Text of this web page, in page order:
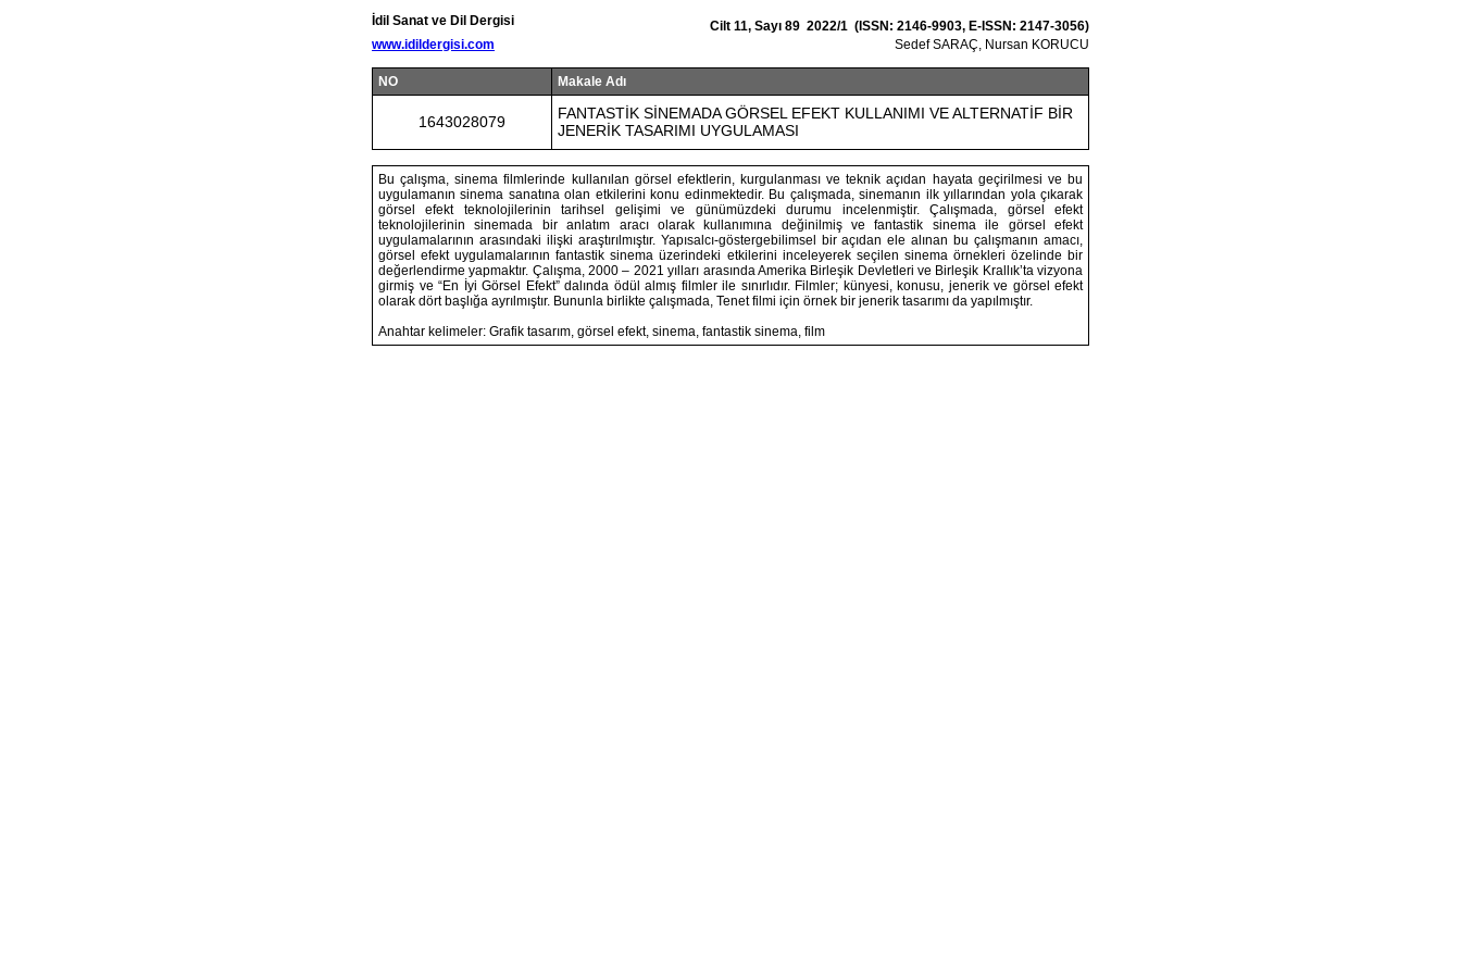
İdil Sanat ve Dil Dergisi
www.idildergisi.com
Cilt 11, Sayı 89 2022/1 (ISSN: 2146-9903, E-ISSN: 2147-3056)
Sedef SARAÇ, Nursan KORUCU
NO Makale Adı
1643028079
FANTASTİK SİNEMADA GÖRSEL EFEKT KULLANIMI VE ALTERNATİF BİR
JENERİK TASARIMI UYGULAMASI
Bu çalışma, sinema filmlerinde kullanılan görsel efektlerin, kurgulanması ve teknik açıdan hayata geçirilmesi ve bu
uygulamanın sinema sanatına olan etkilerini konu edinmektedir. Bu çalışmada, sinemanın ilk yıllarından yola çıkarak
görsel efekt teknolojilerinin tarihsel gelişimi ve günümüzdeki durumu incelenmiştir. Çalışmada, görsel efekt
teknolojilerinin sinemada bir anlatım aracı olarak kullanımına değinilmiş ve fantastik sinema ile görsel efekt
uygulamalarının arasındaki ilişki araştırılmıştır. Yapısalcı-göstergebilimsel bir açıdan ele alınan bu çalışmanın amacı,
görsel efekt uygulamalarının fantastik sinema üzerindeki etkilerini inceleyerek seçilen sinema örnekleri özelinde bir
değerlendirme yapmaktır. Çalışma, 2000 – 2021 yılları arasında Amerika Birleşik Devletleri ve Birleşik Krallık’ta vizyona
girmiş ve “En İyi Görsel Efekt” dalında ödül almış filmler ile sınırlıdır. Filmler; künyesi, konusu, jenerik ve görsel efekt
olarak dört başlığa ayrılmıştır. Bununla birlikte çalışmada, Tenet filmi için örnek bir jenerik tasarımı da yapılmıştır.
Anahtar kelimeler: Grafik tasarım, görsel efekt, sinema, fantastik sinema, film